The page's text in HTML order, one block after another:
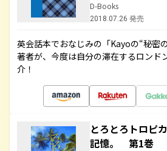
D-Books
2018.07.26 発売
英会話本でおなじみの「Kayoの“秘密
著者が、今度は自分の滞在するロンド
介！
とろとろトロピ
記憶。 第1巻